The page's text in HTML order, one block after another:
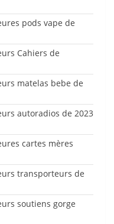
pods vape de
Cahiers de
matelas bebe de
autoradios de 2023
cartes mères
transporteurs de
soutiens gorge